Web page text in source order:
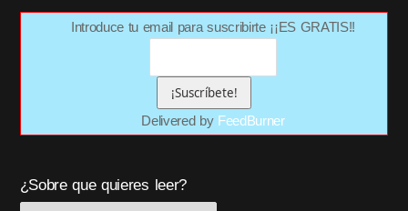
Introduce tu email para suscribirte ¡¡ES GRATIS!!
Delivered by FeedBurner
¿Sobre que quieres leer?